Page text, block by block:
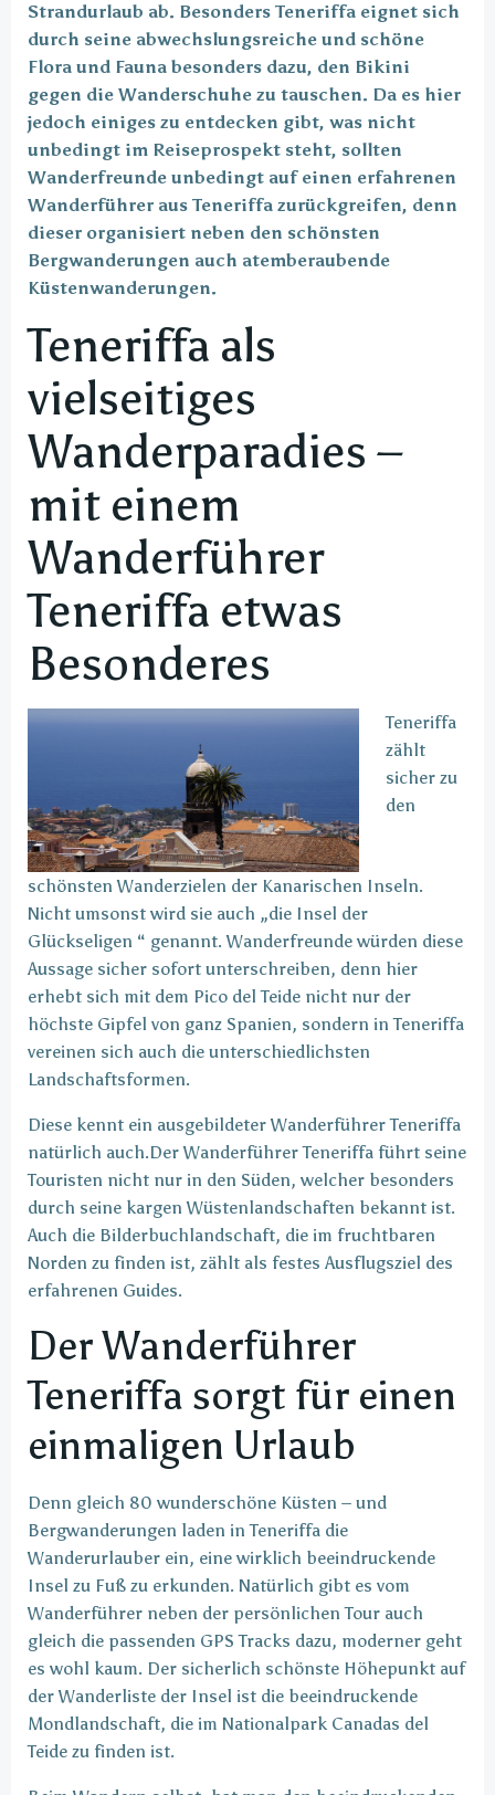
Strandurlaub ab. Besonders Teneriffa eignet sich
durch seine abwechslungsreiche und schöne
Flora und Fauna besonders dazu, den Bikini
gegen die Wanderschuhe zu tauschen. Da es hier
jedoch einiges zu entdecken gibt, was nicht
unbedingt im Reiseprospekt steht, sollten
Wanderfreunde unbedingt auf einen erfahrenen
Wanderführer aus Teneriffa zurückgreifen, denn
dieser organisiert neben den schönsten
Bergwanderungen auch atemberaubende
Küstenwanderungen.
Teneriffa als
vielseitiges
Wanderparadies –
mit einem
Wanderführer
Teneriffa etwas
Besonderes
Teneriffa
zählt
sicher zu
den
schönsten Wanderzielen der Kanarischen Inseln.
Nicht umsonst wird sie auch „die Insel der
Glückseligen “ genannt. Wanderfreunde würden diese
Aussage sicher sofort unterschreiben, denn hier
erhebt sich mit dem Pico del Teide nicht nur der
höchste Gipfel von ganz Spanien, sondern in Teneriffa
vereinen sich auch die unterschiedlichsten
Landschaftsformen.
Diese kennt ein ausgebildeter Wanderführer Teneriffa
natürlich auch.Der Wanderführer Teneriffa führt seine
Touristen nicht nur in den Süden, welcher besonders
durch seine kargen Wüstenlandschaften bekannt ist.
Auch die Bilderbuchlandschaft, die im fruchtbaren
Norden zu finden ist, zählt als festes Ausflugsziel des
erfahrenen Guides.
Der Wanderführer
Teneriffa sorgt für einen
einmaligen Urlaub
Denn gleich 80 wunderschöne Küsten – und
Bergwanderungen laden in Teneriffa die
Wanderurlauber ein, eine wirklich beeindruckende
Insel zu Fuß zu erkunden. Natürlich gibt es vom
Wanderführer neben der persönlichen Tour auch
gleich die passenden GPS Tracks dazu, moderner geht
es wohl kaum. Der sicherlich schönste Höhepunkt auf
der Wanderliste der Insel ist die beeindruckende
Mondlandschaft, die im Nationalpark Canadas del
Teide zu finden ist.